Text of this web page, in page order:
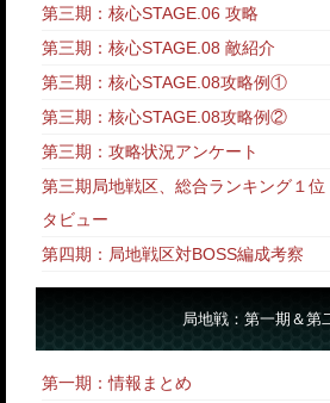
第三期：核心STAGE.06 攻略
第三期：核心STAGE.08 敵紹介
第三期：核心STAGE.08攻略例①
第三期：核心STAGE.08攻略例②
第三期：攻略状況アンケート
第三期局地戦区、総合ランキング１
タビュー
第四期：局地戦区対BOSS編成考察
局地戦：第一期＆第
第一期：情報まとめ